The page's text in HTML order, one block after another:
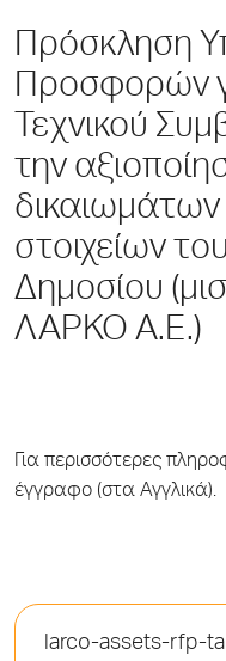
Πρόσκληση
Προσφορών
Τεχνικού
την
δικαιωμάτων
στοιχείων
Δημοσίου
ΛΑΡΚΟ Α.Ε.)
Για περισσότερες
έγγραφο (στα Αγγλικά).
larco-assets-rfp-